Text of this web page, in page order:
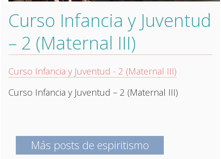
Curso Infancia y Juventud
– 2 (Maternal III)
Curso Infancia y Juventud - 2 (Maternal III)
Curso Infancia y Juventud – 2 (Maternal III)
Más posts de espiritismo